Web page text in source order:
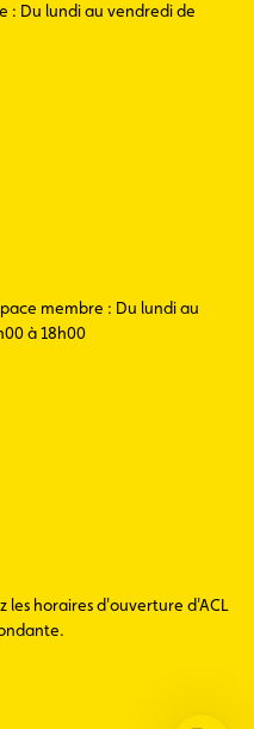
: Du lundi au vendredi de
membre : Du lundi au
à 18h00
les horaires d'ouverture d'ACL